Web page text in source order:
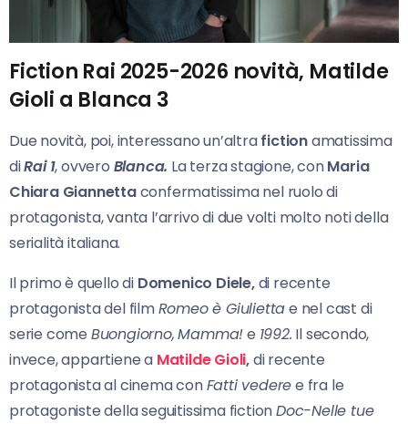
Fiction Rai 2025-2026 novità, Matilde
Gioli a Blanca 3
Due novità, poi, interessano un’altrafictionamatissima
diRai 1, ovvero Blanca. La terza stagione, conMaria
Chiara Giannettaconfermatissima nel ruolo di
protagonista, vanta l’arrivo di due volti molto noti della
serialità italiana.
Il primo è quello di Domenico Diele,di recente
protagonista del filmRomeo è Giuliettae nel cast di
serie come Buongiorno,Mamma!e 1992. Il secondo,
invece, appartiene a Matilde Gioli,di recente
protagonista al cinema conFatti vederee fra le
protagoniste della seguitissima fictionDoc-Nelle tue